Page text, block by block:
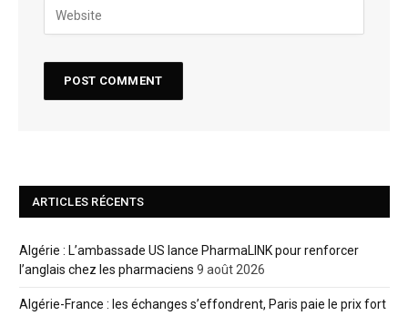
ARTICLES RÉCENTS
Algérie : L’ambassade US lance PharmaLINK pour renforcer
l’anglais chez les pharmaciens 9 août 2026
Algérie-France : les échanges s’effondrent, Paris paie le prix fort